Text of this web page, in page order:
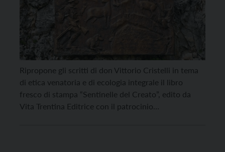
Ripropone gli scritti di don Vittorio Cristelli in tema
di etica venatoria e di ecologia integrale il libro
fresco di stampa “Sentinelle del Creato”, edito da
Vita Trentina Editrice con il patrocinio